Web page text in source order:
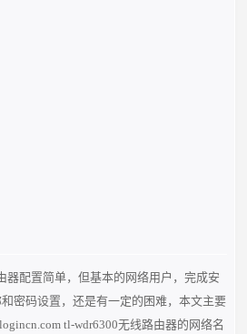
器配置简单，但基本的网络用户，完成安
密码设置，还是有一定的困难，本文主要
tl-wdr6300无线路由器的网络名